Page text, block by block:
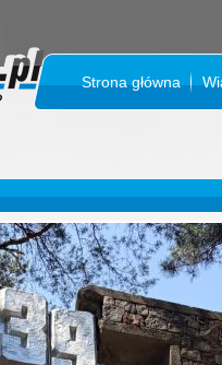
Strona główna